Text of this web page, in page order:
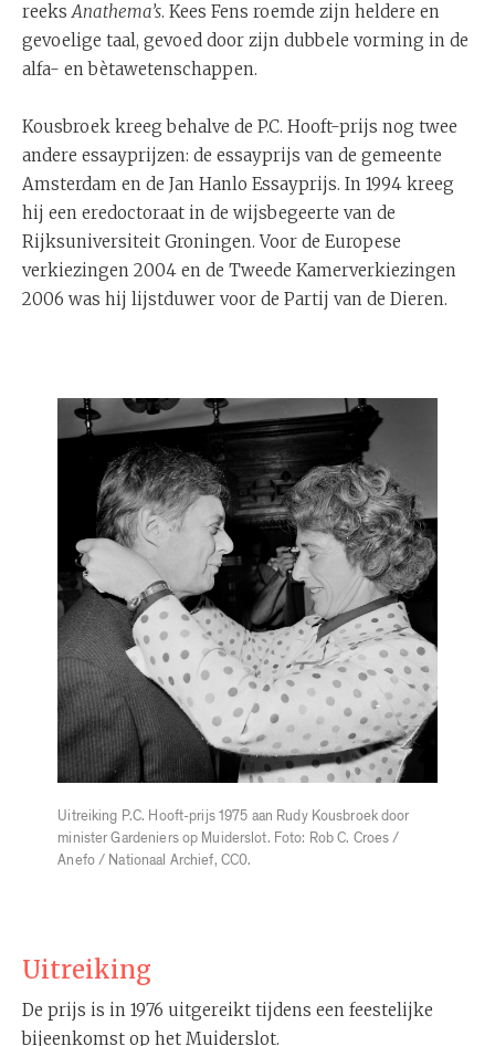
reeksAnathema’s. Kees Fens roemde zijn heldere en
gevoelige taal, gevoed door zijn dubbele vorming in de
alfa- en bètawetenschappen.
Kousbroek kreeg behalve de P.C. Hooft-prijs nog twee
andere essayprijzen: de essayprijs van de gemeente
Amsterdam en de Jan Hanlo Essayprijs. In 1994 kreeg
hij een eredoctoraat in de wijsbegeerte van de
Rijksuniversiteit Groningen. Voor de Europese
verkiezingen 2004 en de Tweede Kamerverkiezingen
2006 was hij lijstduwer voor de Partij van de Dieren.
Uitreiking P.C. Hooft-prijs 1975 aan Rudy Kousbroek door
minister Gardeniers op Muiderslot. Foto: Rob C. Croes /
Anefo / Nationaal Archief, CC0.
Uitreiking
De prijs is in 1976 uitgereikt tijdens een feestelijke
bijeenkomst op het Muiderslot.